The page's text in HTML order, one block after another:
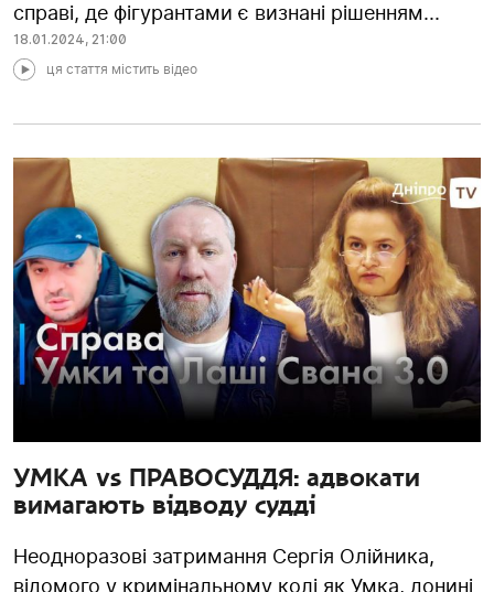
справі, де фігурантами є визнані рішенням...
18.01.2024, 21:00
ця стаття містить відео
УМКА vs ПРАВОСУДДЯ: адвокати
вимагають відводу судді
Неодноразові затримання Сергія Олійника,
відомого у кримінальному колі як Умка, донині